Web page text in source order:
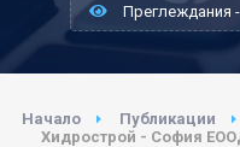
Преглеждания
Начало Публикации
Хидрострой - София